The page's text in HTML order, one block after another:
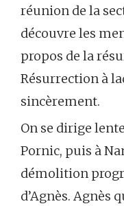
réunion de la
découvre les
propos de la
Résurrection à
sincèrement.
On se dirige
Pornic, puis à
démolition
d’Agnès. Agnès